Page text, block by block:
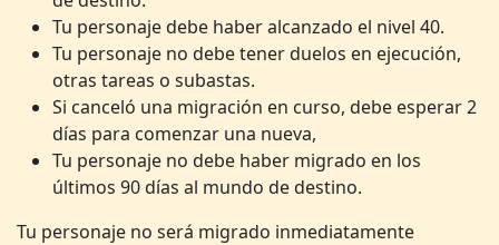
Tu personaje debe haber alcanzado el nivel 40.
Tu personaje no debe tener duelos en ejecución,
otras tareas o subastas.
Si canceló una migración en curso, debe esperar 2
días para comenzar una nueva,
Tu personaje no debe haber migrado en los
últimos 90 días al mundo de destino.
Tu personaje no será migrado inmediatamente